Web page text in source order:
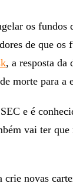
os fundos
de que os
, a resposta da
morte para a
e é
vai ter
novas